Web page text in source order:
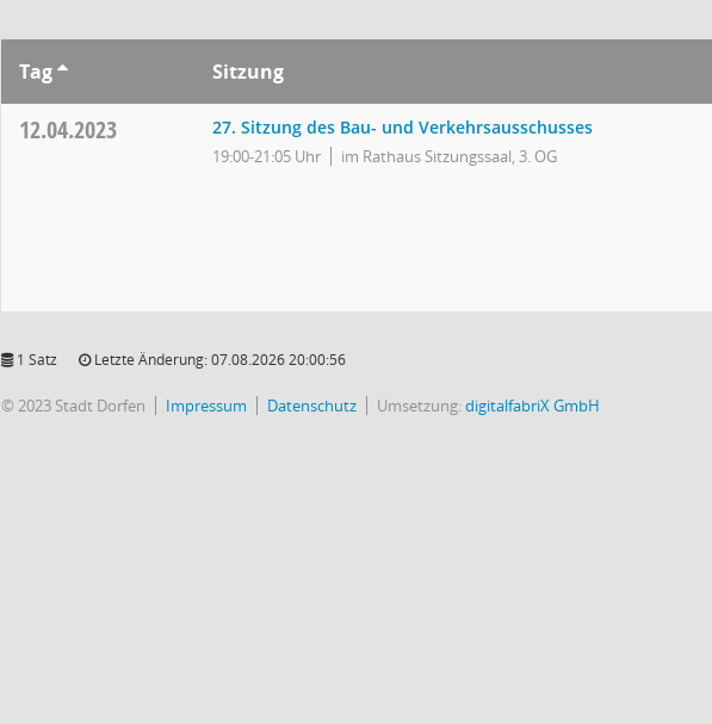
Tag Sitzung
12.04.2023 27. Sitzung des Bau- und Verkehrsausschusses
19:00-21:05 Uhr im Rathaus Sitzungssaal, 3. OG
1 Satz Letzte Änderung: 07.08.2026 20:00:56
© 2023 Stadt Dorfen Impressum Datenschutz Umsetzung:digitalfabriX GmbH